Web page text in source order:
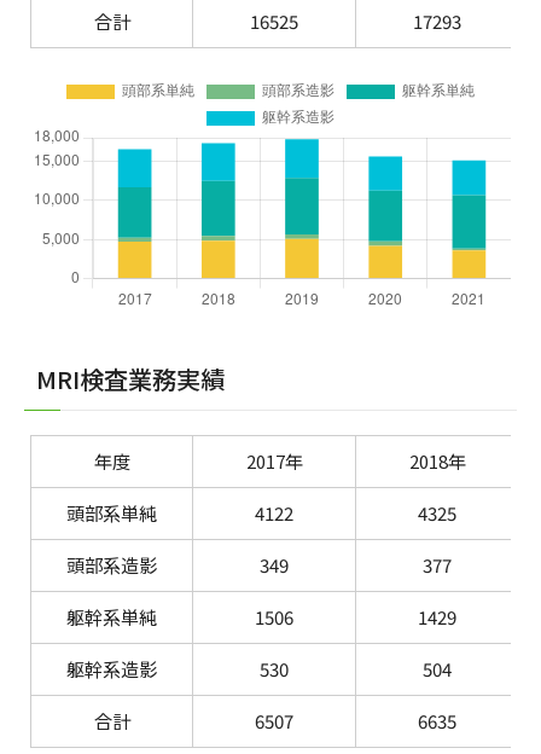
合計 16525 17293
MRI検査業務実績
年度 2017年 2018年
頭部系単純 4122 4325
頭部系造影 349 377
躯幹系単純 1506 1429
躯幹系造影 530 504
合計 6507 6635